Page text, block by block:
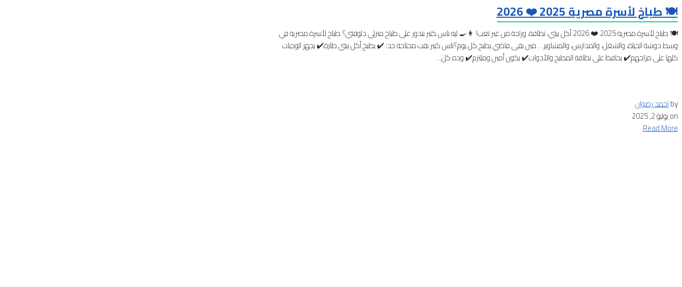
🍽️ طباخ لأسرة مصرية 2025 ❤️ 2026
🍽️ طباخ لأسرة مصرية 2025 ❤️ 2026 أكل بيتي، نظافة، وراحة من غير تعب! 👩‍🍳 ليه ناس كتير بتدور على طباخ منزلي دلوقتي؟ طباخ لأسرة مصرية في
وسط دوشة الحياة، والشغل، والمدارس، والمشاوير… مين بقى فاضي يطبخ كل يوم؟ناس كتير بقت محتاجة حد: ✔️ يطبخ أكل بيتي طازة✔️ يجهز الوجبات
كلها على مزاجهم✔️ يحافظ على نظافة المطبخ والأدوات✔️ يكون أمين وملتزم✔️ وده كل...
byاحمد رضوان
onيوليو 2, 2025
Read More